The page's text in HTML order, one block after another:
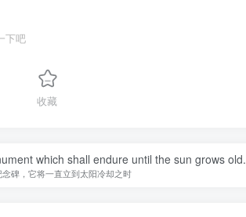
下吧
收藏
which shall endure until the sun grows old.
碑，它将一直立到太阳冷却之时